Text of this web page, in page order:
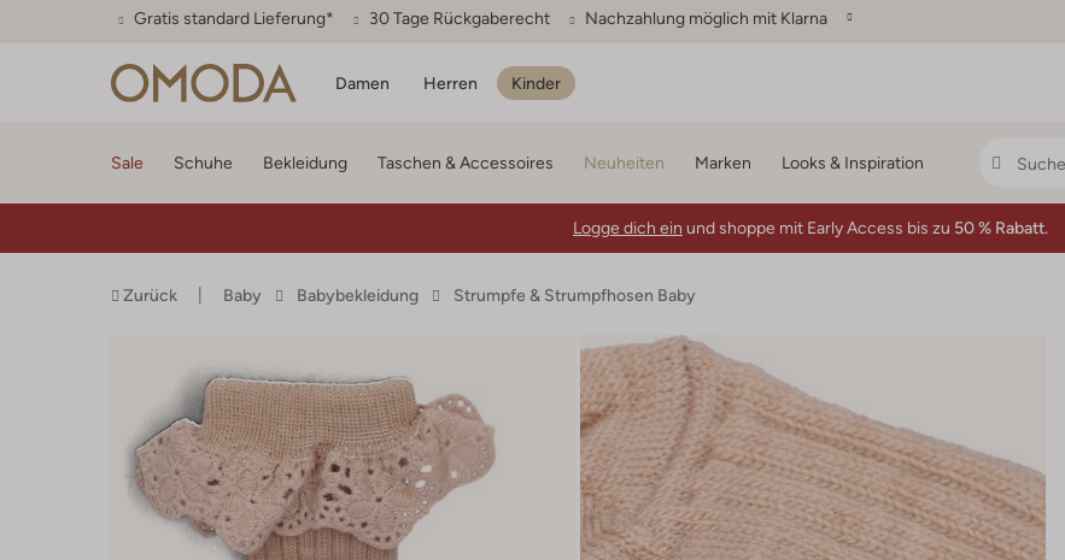
Gratis standard Lieferung* 30 Tage Rückgaberecht Nachzahlung möglich mit Klarna
Damen Herren Kinder
Sale Schuhe Bekleidung Taschen & Accessoires Neuheiten Marken Looks & Inspiration
Logge dich ein und shoppe mit Early Access bis zu 50 % Rabatt.
Zurück Baby Babybekleidung Strumpfe & Strumpfhosen Baby